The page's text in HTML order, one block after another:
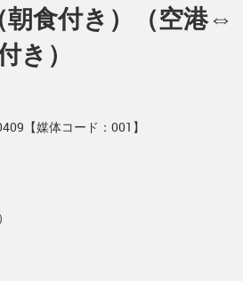
食付き）（空港⇔
き）
【媒体コード：001】